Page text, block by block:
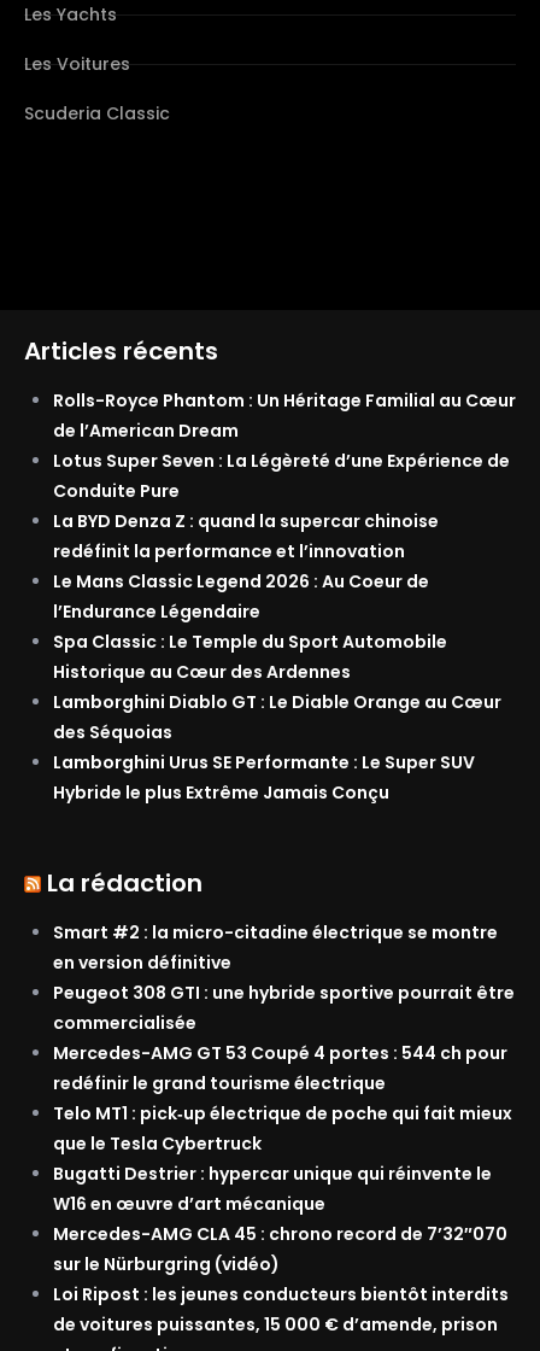
Les Yachts
Les Voitures
Scuderia Classic
Articles récents
Rolls-Royce Phantom : Un Héritage Familial au Cœur
de l’American Dream
Lotus Super Seven : La Légèreté d’une Expérience de
Conduite Pure
La BYD Denza Z : quand la supercar chinoise
redéfinit la performance et l’innovation
Le Mans Classic Legend 2026 : Au Coeur de
l’Endurance Légendaire
Spa Classic : Le Temple du Sport Automobile
Historique au Cœur des Ardennes
Lamborghini Diablo GT : Le Diable Orange au Cœur
des Séquoias
Lamborghini Urus SE Performante : Le Super SUV
Hybride le plus Extrême Jamais Conçu
La rédaction
Smart #2 : la micro-citadine électrique se montre
en version définitive
Peugeot 308 GTI : une hybride sportive pourrait être
commercialisée
Mercedes-AMG GT 53 Coupé 4 portes : 544 ch pour
redéfinir le grand tourisme électrique
Telo MT1 : pick‑up électrique de poche qui fait mieux
que le Tesla Cybertruck
Bugatti Destrier : hypercar unique qui réinvente le
W16 en œuvre d’art mécanique
Mercedes-AMG CLA 45 : chrono record de 7’32″070
sur le Nürburgring (vidéo)
Loi Ripost : les jeunes conducteurs bientôt interdits
de voitures puissantes, 15 000 € d’amende, prison